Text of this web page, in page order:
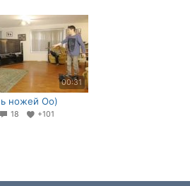
00:31
ножей Оо)
18 +101